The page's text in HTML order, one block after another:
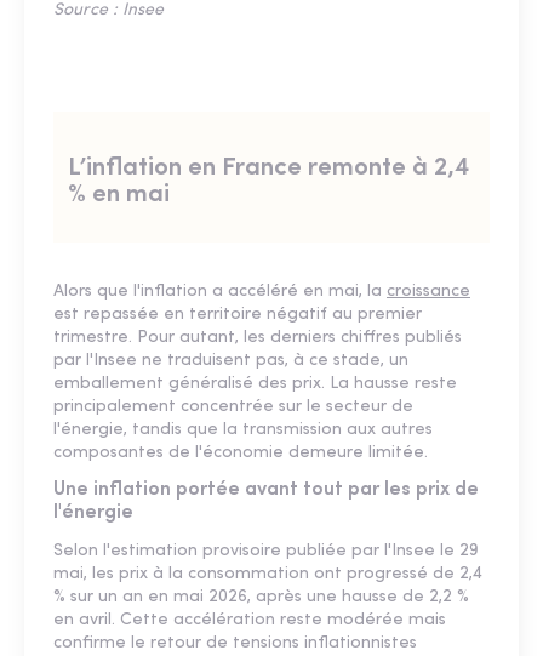
Source : Insee
L’inflation en France remonte à 2,4
% en mai
Alors que l'inflation a accéléré en mai, la croissance
est repassée en territoire négatif au premier
trimestre. Pour autant, les derniers chiffres publiés
par l'Insee ne traduisent pas, à ce stade, un
emballement généralisé des prix. La hausse reste
principalement concentrée sur le secteur de
l'énergie, tandis que la transmission aux autres
composantes de l'économie demeure limitée.
Une inflation portée avant tout par les prix de
l'énergie
Selon l'estimation provisoire publiée par l'Insee le 29
mai, les prix à la consommation ont progressé de 2,4
% sur un an en mai 2026, après une hausse de 2,2 %
en avril. Cette accélération reste modérée mais
confirme le retour de tensions inflationnistes